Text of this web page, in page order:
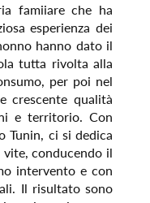
famiiare che ha
esperienza dei
hanno dato il
tutta rivolta alla
per poi nel
crescente qualità
e territorio. Con
Tunin, ci si dedica
conducendo il
intervento e con
Il risultato sono